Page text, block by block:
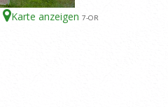
Karte anzeigen 7-OR